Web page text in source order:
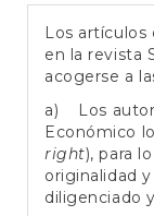
Los artículos
en la revista
acogerse a
a) Los
Económico
right), para
originalidad
diligenciado